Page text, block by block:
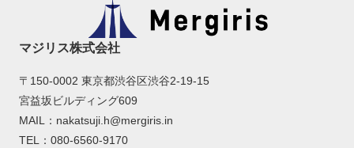
マジリス株式会社
〒150-0002 東京都渋谷区渋谷2-19-15
宮益坂ビルディング609
MAIL：nakatsuji.h@mergiris.in
TEL：080-6560-9170